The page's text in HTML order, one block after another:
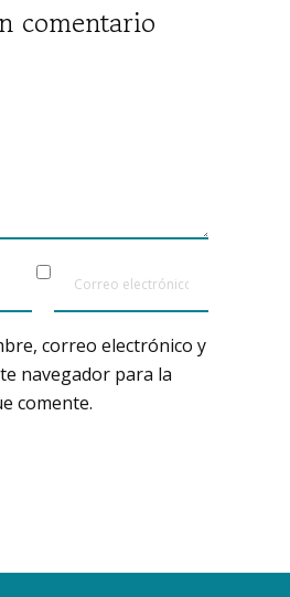
comentario
correo electrónico y
navegador para la
comente.